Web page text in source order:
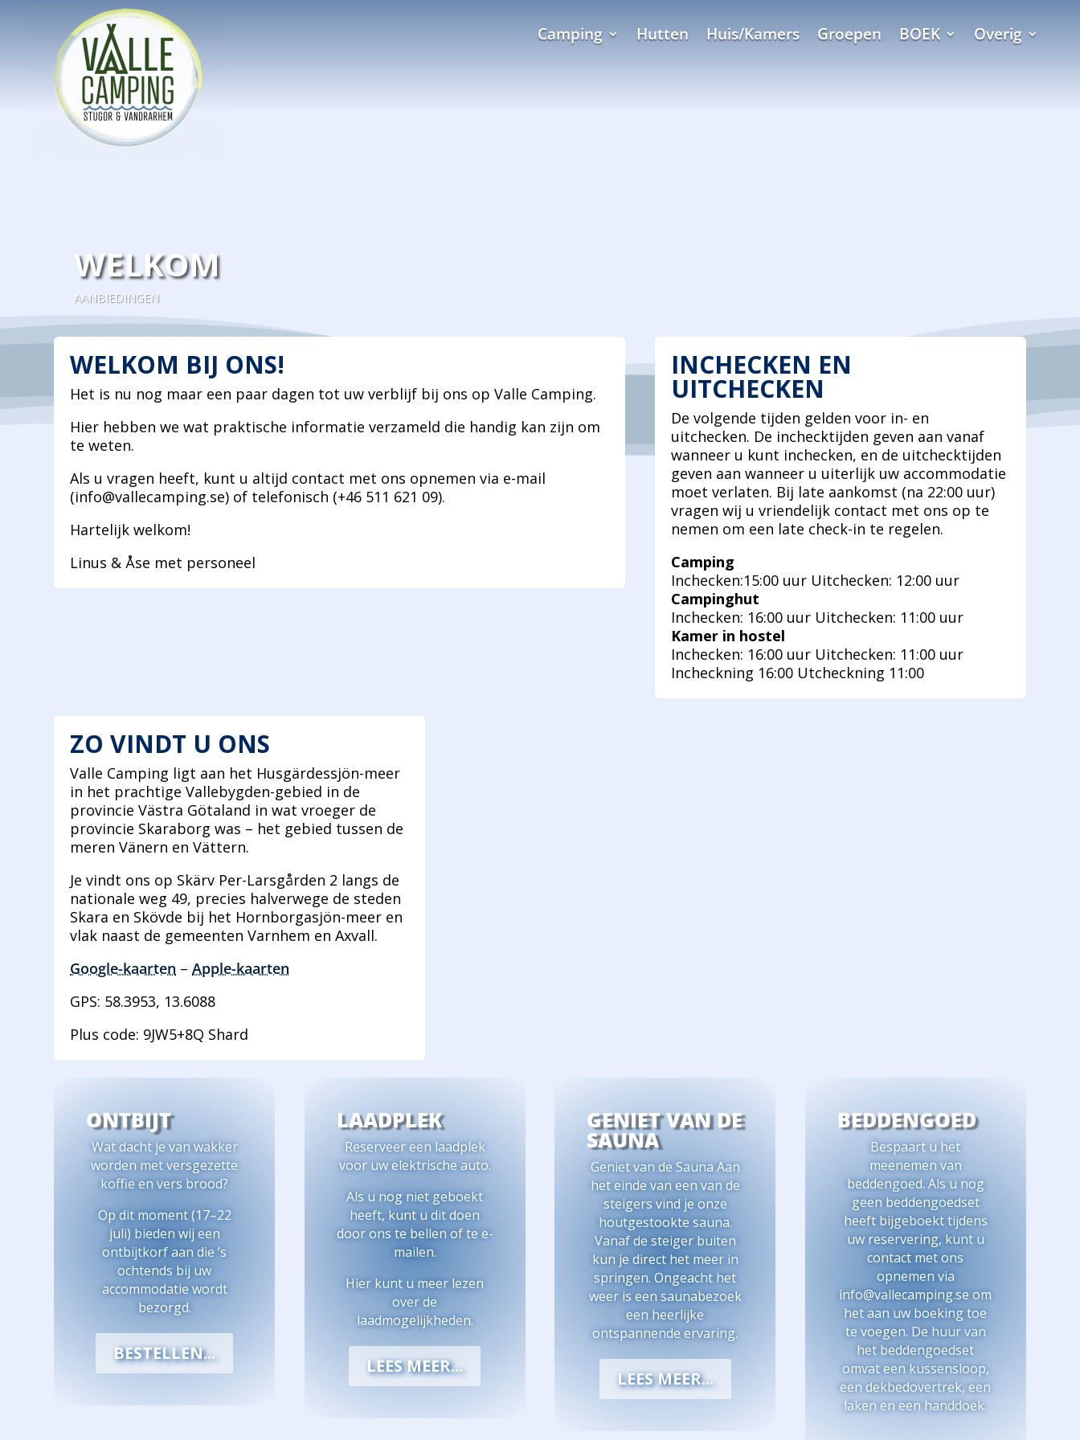
Camping Hutten Huis/Kamers Groepen BOEK Overig
WELKOM
AANBIEDINGEN
WELKOM BIJ ONS!
Het is nu nog maar een paar dagen tot uw verblijf bij ons op Valle Camping.
Hier hebben we wat praktische informatie verzameld die handig kan zijn om
te weten.
Als u vragen heeft, kunt u altijd contact met ons opnemen via e-mail
(info@vallecamping.se) of telefonisch (+46 511 621 09).
Hartelijk welkom!
Linus & Åse met personeel
INCHECKEN EN
UITCHECKEN
De volgende tijden gelden voor in- en
uitchecken. De inchecktijden geven aan vanaf
wanneer u kunt inchecken, en de uitchecktijden
geven aan wanneer u uiterlijk uw accommodatie
moet verlaten. Bij late aankomst (na 22:00 uur)
vragen wij u vriendelijk contact met ons op te
nemen om een late check-in te regelen.
Camping
Inchecken:15:00 uur Uitchecken: 12:00 uur
Campinghut
Inchecken: 16:00 uur Uitchecken: 11:00 uur
Kamer in hostel
Inchecken: 16:00 uur Uitchecken: 11:00 uur
Incheckning 16:00 Utcheckning 11:00
ZO VINDT U ONS
Valle Camping ligt aan het Husgärdessjön-meer
in het prachtige Vallebygden-gebied in de
provincie Västra Götaland in wat vroeger de
provincie Skaraborg was – het gebied tussen de
meren Vänern en Vättern.
Je vindt ons op Skärv Per-Larsgården 2 langs de
nationale weg 49, precies halverwege de steden
Skara en Skövde bij het Hornborgasjön-meer en
vlak naast de gemeenten Varnhem en Axvall.
Google-kaarten –Apple-kaarten
GPS: 58.3953, 13.6088
Plus code: 9JW5+8Q Shard
ONTBIJT
Wat dacht je van wakker
worden met versgezette
koffie en vers brood?
Op dit moment (17–22
juli) bieden wij een
ontbijtkorf aan die ’s
ochtends bij uw
accommodatie wordt
bezorgd.
BESTELLEN...
LAADPLEK
Reserveer een laadplek
voor uw elektrische auto.
Als u nog niet geboekt
heeft, kunt u dit doen
door ons te bellen of te e-
mailen.
Hier kunt u meer lezen
over de
laadmogelijkheden.
LEES MEER...
GENIET VAN DE
SAUNA
Geniet van de Sauna Aan
het einde van een van de
steigers vind je onze
houtgestookte sauna.
Vanaf de steiger buiten
kun je direct het meer in
springen. Ongeacht het
weer is een saunabezoek
een heerlijke
ontspannende ervaring.
LEES MEER...
BEDDENGOED
Bespaart u het
meenemen van
beddengoed. Als u nog
geen beddengoedset
heeft bijgeboekt tijdens
uw reservering, kunt u
contact met ons
opnemen via
info@vallecamping.se om
het aan uw boeking toe
te voegen. De huur van
het beddengoedset
omvat een kussensloop,
een dekbedovertrek, een
laken en een handdoek.